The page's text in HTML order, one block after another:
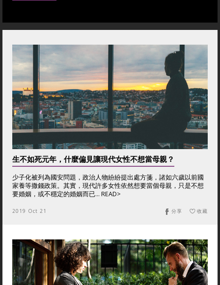
生不如死元年，什麼偏見讓現代女性不想當母親？
少子化被列為國安問題，政治人物紛紛提出處方箋，諸如六歲以前國
家養等撒錢政策。其實，現代許多女性依然想要當個母親，只是不想
要婚姻，或不穩定的婚姻而已... READ>
2019 Oct 21 收藏
分享